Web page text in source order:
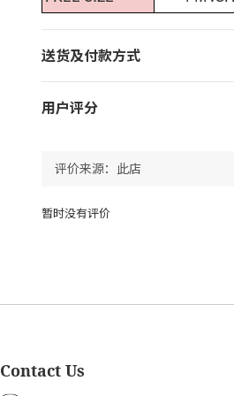
送货及付款方式
用户评分
暂时没有评价
Contact Us